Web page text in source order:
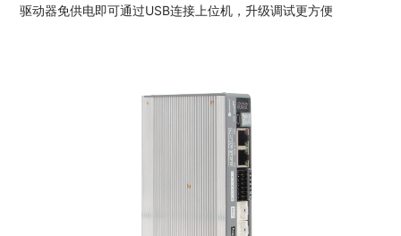
驱动器免供电即可通过USB连接上位机，升级调试更方便